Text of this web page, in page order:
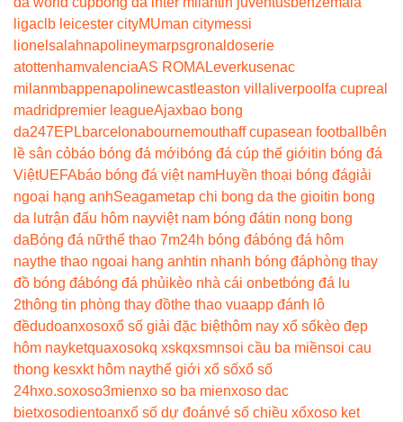
ligaclb leicester cityMUman citymessi
lionel salahnapolineymarpsgronaldoserie
atottenhamvalenciaAS ROMA Leverkusenac
milanmbappenapolinewcastleaston villa liverpool fa cupreal
madridpremier leagueAjaxbao bong
da247EPLbarcelonabournemouthaff cupasean football
bên
lề sân cỏbáo bóng đá mớibóng đá cúp thế giớitin bóng đá
ViệtUEFAbáo bóng đá việt namHuyền thoại bóng đágiải
ngoại hạng anhSeagametap chi bong da the gioitin bong
da lutrận đấu hôm nayviệt nam bóng đátin nong bong
daBóng đá nữthể thao 7m24h bóng đábóng đá hôm
naythe thao ngoai hang anhtin nhanh bóng đáphòng thay
đồ bóng đábóng đá phủikèo nhà cái onbetbóng đá lu
2thông tin phòng thay đồthe thao vuaapp đánh lô
đềdudoanxosoxổ số giải đặc biệthôm nay xổ sốkèo đẹp
hôm nayketquaxosokq xskqxsmnsoi cầu ba miềnsoi cau
thong kesxkt hôm naythế giới xổ sốxổ số
24hxo.soxoso3mienxo so ba mienxoso dac
bietxosodientoanxổ số dự đoánvé số chiều xổxoso ket